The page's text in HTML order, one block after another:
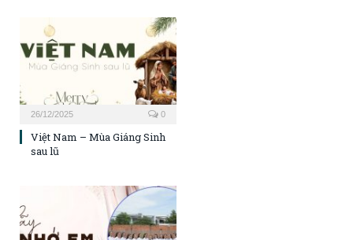
26/12/2025 0
Việt Nam – Mùa Giáng Sinh
sau lũ